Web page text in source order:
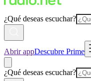
¿Qué deseas escuchar?
Abrir appDescubre Prime
¿Qué deseas escuchar?